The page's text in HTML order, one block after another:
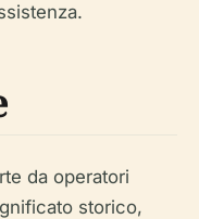
da operatori
storico,